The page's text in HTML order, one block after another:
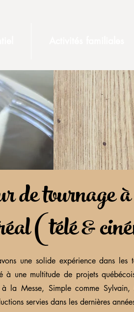
de tournage à
(télé &
une solide expérience dans les
à une multitude de projets
la Messe, Simple comme
servies dans les dernières